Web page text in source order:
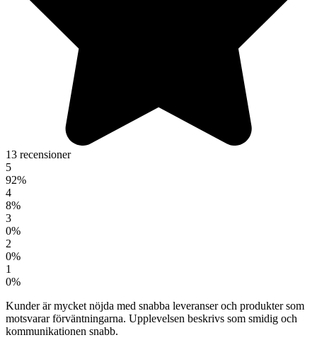
13 recensioner
5
92%
4
8%
3
0%
2
0%
1
0%
Kunder är mycket nöjda med snabba leveranser och produkter som
motsvarar förväntningarna. Upplevelsen beskrivs som smidig och
kommunikationen snabb.